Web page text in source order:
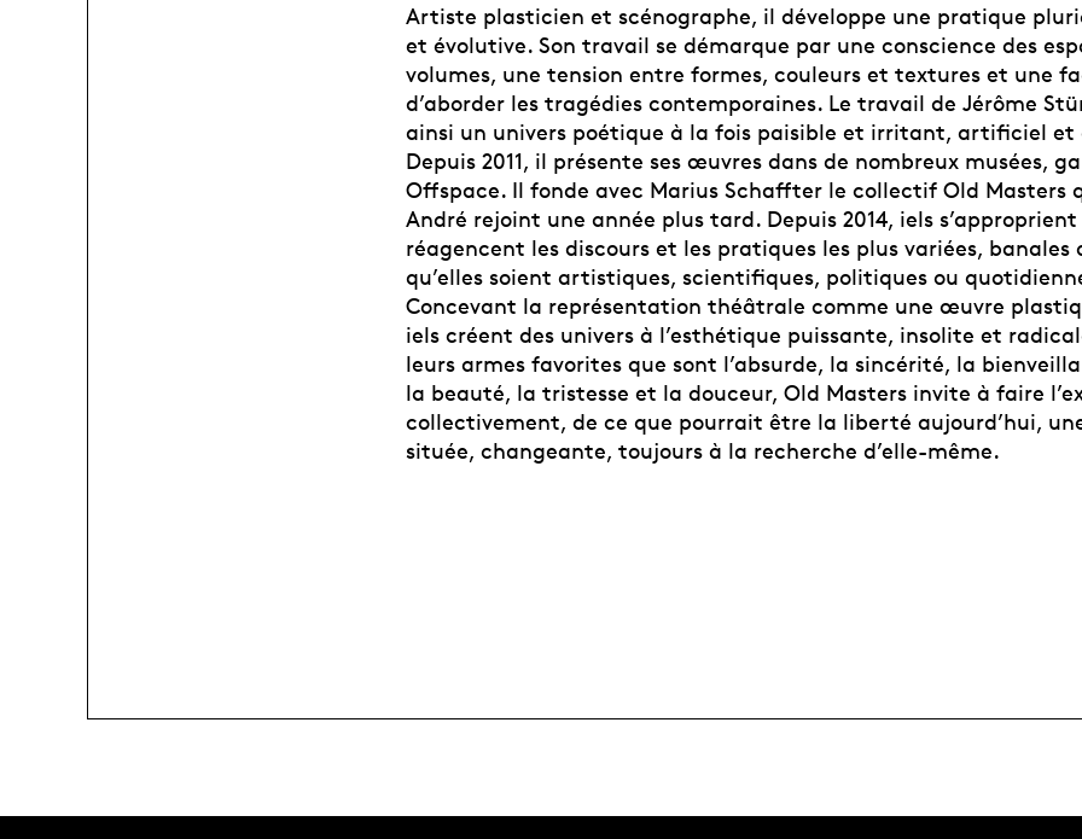
Artiste plasticien et scénographe, il développe une pratique
et évolutive. Son travail se démarque par une conscience des
volumes, une tension entre formes, couleurs et textures et une
d’aborder les tragédies contemporaines. Le travail de Jérôme
ainsi un univers poétique à la fois paisible et irritant, artificiel et
Depuis 2011, il présente ses œuvres dans de nombreux musées,
Offspace. Il fonde avec Marius Schaffter le collectif Old Masters
André rejoint une année plus tard. Depuis 2014, iels
réagencent les discours et les pratiques les plus variées, banales
qu’elles soient artistiques, scientifiques, politiques ou
Concevant la représentation théâtrale comme une œuvre
iels créent des univers à l’esthétique puissante, insolite et
leurs armes favorites que sont l’absurde, la sincérité, la
la beauté, la tristesse et la douceur, Old Masters invite à faire
collectivement, de ce que pourrait être la liberté aujourd’hui,
située, changeante, toujours à la recherche d’elle-même.